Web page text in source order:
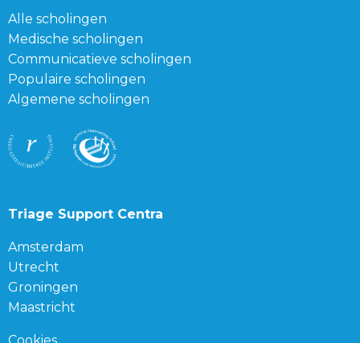
Alle scholingen
Medische scholingen
Communicatieve scholingen
Populaire scholingen
Algemene scholingen
Triage Support Centra
Amsterdam
Utrecht
Groningen
Maastricht